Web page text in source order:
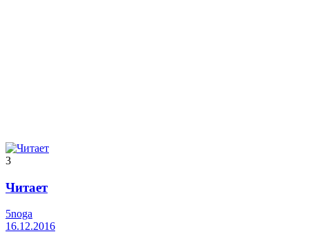
3
Читает
5noga
16.12.2016